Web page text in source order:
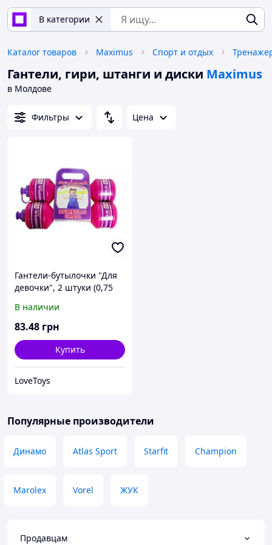
В категории
Каталог товаров Maximus Спорт и отдых
Гантели, гири, штанги и диски Maximus
в Молдове
Фильтры Цена
Гантели-бутылочки "Для
девочки", 2 штуки (0,75
В наличии
83.48 грн
Купить
LoveToys
Популярные производители
Динамо Atlas Sport Starfit Champion
Marolex Vorel ЖУК
Продавцам